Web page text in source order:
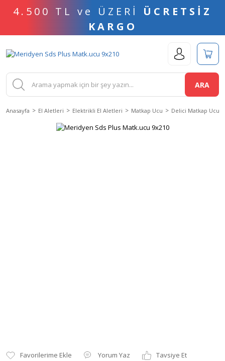
4.500 TL ve ÜZERİ ÜCRETSİZ
KARGO
ARA
Anasayfa El Aletleri Elektrikli El Aletleri Matkap Ucu Delici Matkap Ucu
Yorum Yaz
Tavsiye Et